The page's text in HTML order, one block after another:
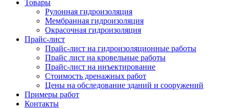
Товары
Рулонная гидроизоляция
Мембранная гидроизоляция
Окрасочная гидроизоляция
Прайс-лист
Прайс-лист на гидроизоляционные работы
Прайс лист на кровельные работы
Прайс-лист на инъектирование
Стоимость дренажных работ
Цены на обследование зданий и сооружений
Примеры работ
Контакты